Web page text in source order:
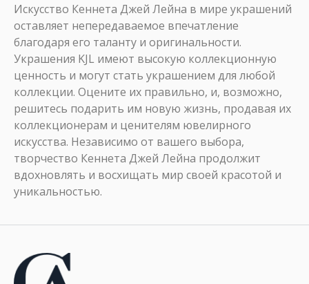
Искусство Кеннета Джей Лейна в мире украшений
оставляет непередаваемое впечатление
благодаря его таланту и оригинальности.
Украшения KJL имеют высокую коллекционную
ценность и могут стать украшением для любой
коллекции. Оцените их правильно, и, возможно,
решитесь подарить им новую жизнь, продавая их
коллекционерам и ценителям ювелирного
искусства. Независимо от вашего выбора,
творчество Кеннета Джей Лейна продолжит
вдохновлять и восхищать мир своей красотой и
уникальностью.